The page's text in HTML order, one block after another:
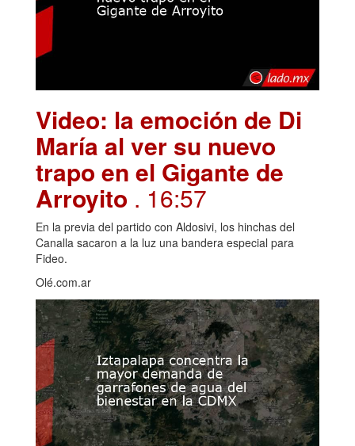
Video: la emoción de Di
María al ver su nuevo
trapo en el Gigante de
Arroyito . 16:57
En la previa del partido con Aldosivi, los hinchas del
Canalla sacaron a la luz una bandera especial para
Fideo.
Olé.com.ar